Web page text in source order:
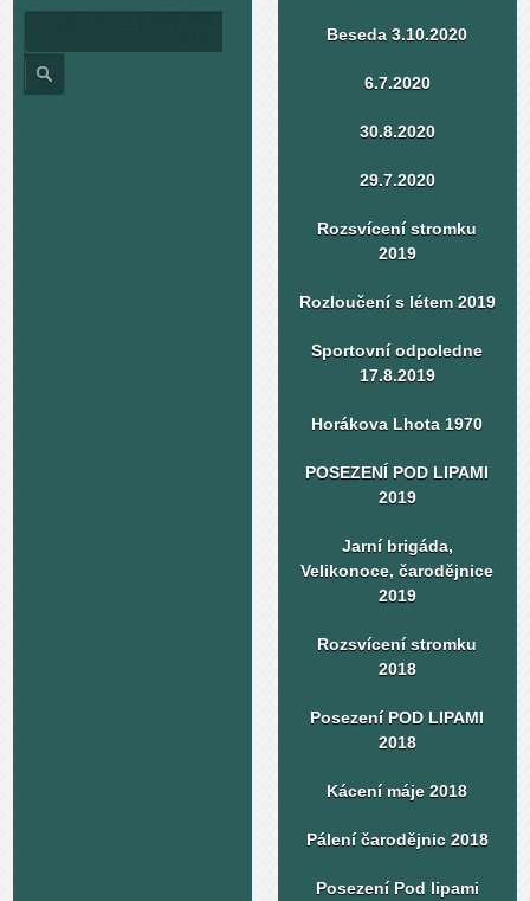
Beseda 3.10.2020
6.7.2020
30.8.2020
29.7.2020
Rozsvícení stromku
2019
Rozloučení s létem 2019
Sportovní odpoledne
17.8.2019
Horákova Lhota 1970
POSEZENÍ POD LIPAMI
2019
Jarní brigáda,
Velikonoce, čarodějnice
2019
Rozsvícení stromku
2018
Posezení POD LIPAMI
2018
Kácení máje 2018
Pálení čarodějnic 2018
Posezení Pod lipami